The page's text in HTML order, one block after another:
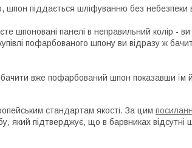
піддається шліфуванню без небезпеки
шпоновані панелі в неправильний колір - ви
пофарбованого шпону ви відразу ж
вже пофарбований шпон показавши їм
стандартам якості. За цим
який підтверджує, що в барвниках відсутні